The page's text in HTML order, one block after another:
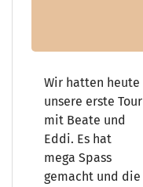
Wir hatten heute
unsere erste Tour
mit Beate und
Eddi. Es hat
mega Spass
gemacht und die